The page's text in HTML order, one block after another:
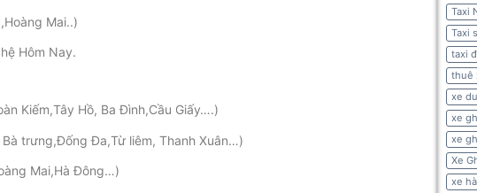
Mai..)
Hôm Nay.
Kiếm,Tây Hồ, Ba Đình,Cầu Giấy….)
trưng,Đống Đa,Từ liêm, Thanh Xuân…)
Mai,Hà Đông…)
Taxi
Taxi
taxi
thuê
xe
xe
xe
Xe
xe